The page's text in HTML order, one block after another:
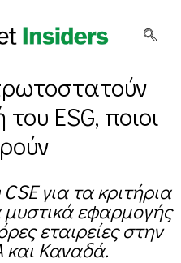
ESG, ποιοι
για τα κριτήρια
μυστικά εφαρμογής
εταιρείες στην
Καναδά.